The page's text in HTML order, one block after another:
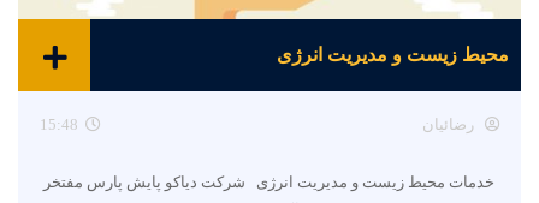
محیط زیست و مدیریت انرژی
رضائیان 15:48
خدمات محیط زیست و مدیریت انرژی شرکت دیاکو پایش پارس مفتخر